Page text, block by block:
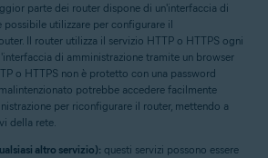
parte dei router dispone di un'interfaccia di
possibile utilizzare per configurare il
Il router utilizza il servizio HTTP o HTTPS ogni
di amministrazione tramite un browser
o HTTPS non è protetto con una password
potrebbe accedere facilmente
per riconfigurare il router, mettendo a
della rete.
altro servizio): questi servizi possono essere